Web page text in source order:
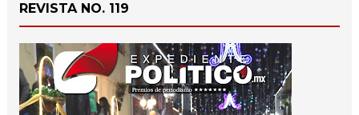
REVISTA NO. 119